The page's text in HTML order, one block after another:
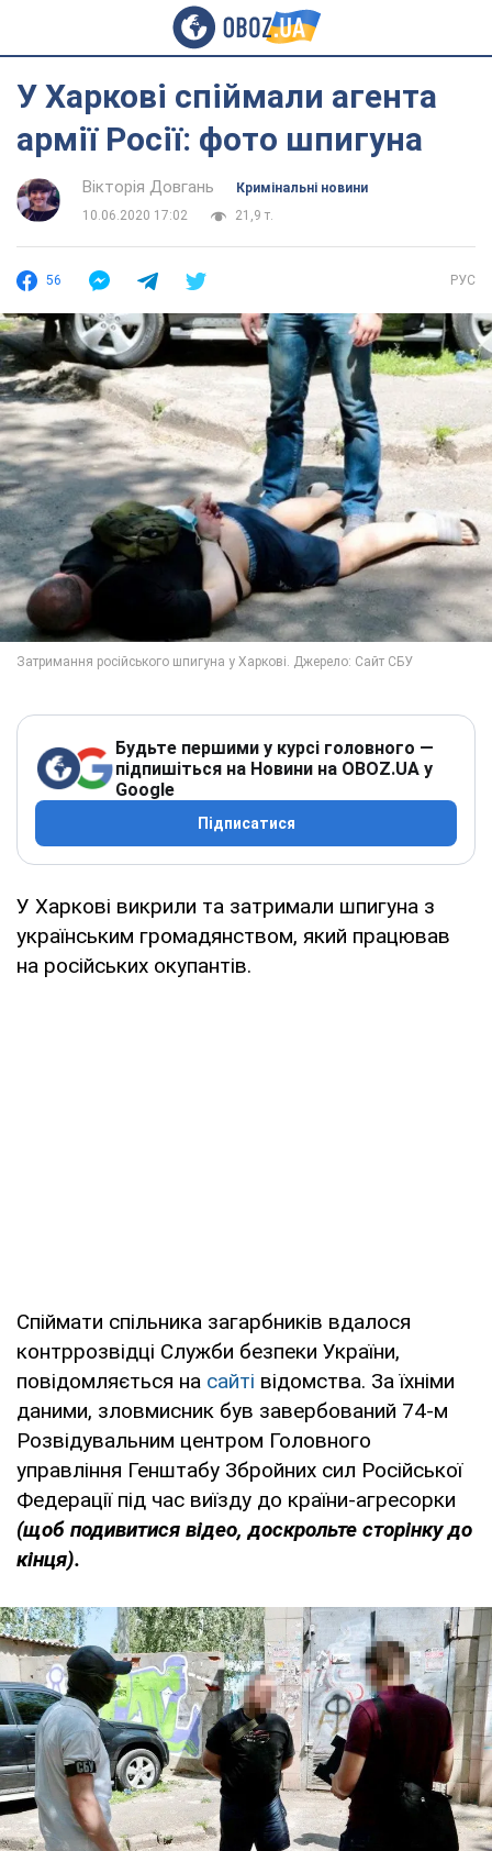
У Харкові спіймали агента
армії Росії: фото шпигуна
Вікторія Довгань
Кримінальні новини
10.06.2020 17:02
21,9 т.
56 РУС
Будьте першими у курсі головного —
підпишіться на Новини на OBOZ.UA у
Google
Підписатися
У Харкові викрили та затримали шпигуна з
українським громадянством, який працював
на російських окупантів.
Спіймати спільника загарбників вдалося
контррозвідці Служби безпеки України,
повідомляється на сайті відомства. За їхніми
даними, зловмисник був завербований 74-м
Розвідувальним центром Головного
управління Генштабу Збройних сил Російської
Федерації під час виїзду до країни-агресорки
(щоб подивитися відео, доскрольте сторінку до
кінця).